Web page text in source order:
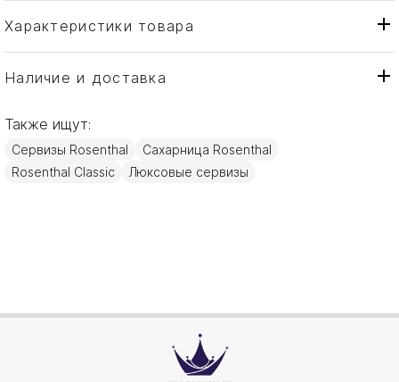
Характеристики товара
Тип товара
Сахарница
Бренд
Страна производителя
Материал
Фарфор
Наличие и доставка
Также ищут:
Сервизы Rosenthal
Сахарница Rosenthal
Rosenthal Classic
Люксовые сервизы